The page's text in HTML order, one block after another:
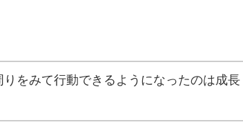
をみて行動できるようになったのは成長